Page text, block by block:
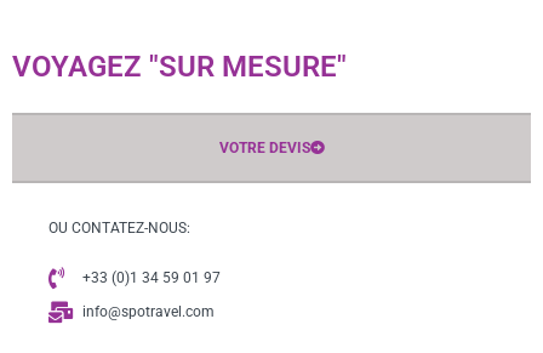
VOYAGEZ "SUR MESURE"
VOTRE DEVIS
OU CONTATEZ-NOUS:
+33 (0)1 34 59 01 97
info@spotravel.com